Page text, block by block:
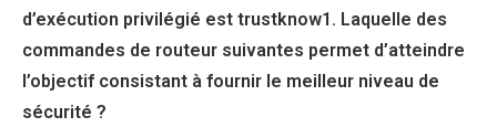
d’exécution privilégié est trustknow1. Laquelle des
commandes de routeur suivantes permet d’atteindre
l’objectif consistant à fournir le meilleur niveau de
sécurité ?